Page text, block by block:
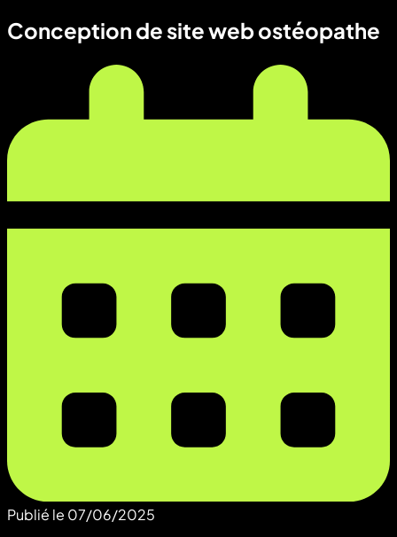
Conception de site web ostéopathe
Publié le 07/06/2025